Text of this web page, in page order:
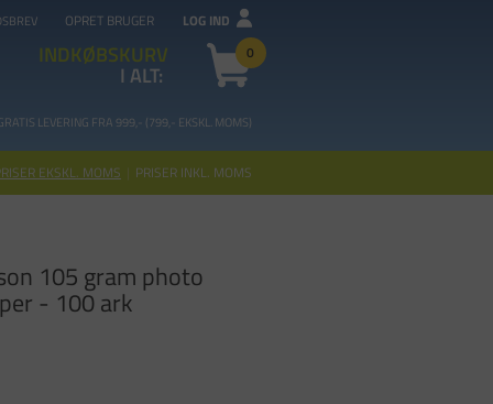
OPRET BRUGER LOG IND
INDKØBSKURV 0
I ALT:
LEVERING FRA 999,- (799,- EKSKL. MOMS)
EKSKL. MOMS | PRISER INKL. MOMS
105 gram photo
- 100 ark